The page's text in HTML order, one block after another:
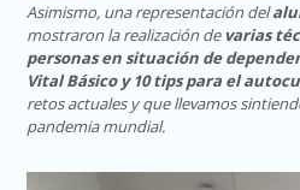
Asimismo, una representación del
mostraron la realización devarias
personas en situación de
Vital Básico y 10 tips para el
retos actuales y que llevamos
pandemia mundial.